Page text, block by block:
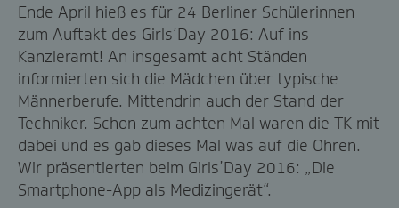
Ende April hieß es für 24 Berliner Schülerinnen
zum Auftakt des Girls’Day 2016: Auf ins
Kanzleramt! An insgesamt acht Ständen
informierten sich die Mädchen über typische
Männerberufe. Mittendrin auch der Stand der
Techniker. Schon zum achten Mal waren die TK mit
dabei und es gab dieses Mal was auf die Ohren.
Wir präsentierten beim Girls’Day 2016: „Die
Smartphone-App als Medizingerät“.